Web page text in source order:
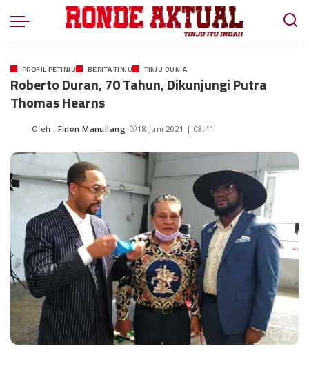
PROFIL PETINJU BERITA TINJU TINJU DUNIA
Roberto Duran, 70 Tahun, Dikunjungi Putra
Thomas Hearns
Oleh : Finon Manullang 18 Juni 2021 | 08:41